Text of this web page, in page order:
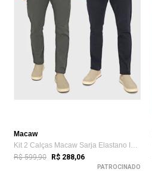
Macaw
Kit 2 Calças Macaw Sarja Elastano Insert...
R$ 599,90 R$ 288,06
PATROCINADO